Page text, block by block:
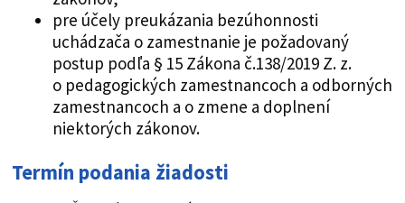
pre účely preukázania bezúhonnosti
uchádzača o zamestnanie je požadovaný
postup podľa § 15 Zákona č.138/2019 Z. z.
o pedagogických zamestnancoch a odborných
zamestnancoch a o zmene a doplnení
niektorých zákonov.
Termín podania žiadosti